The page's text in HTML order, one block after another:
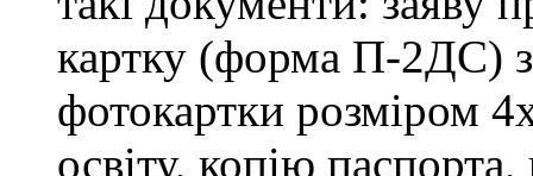
картку (форма П-2ДС) з
фотокартки розміром
освіту, копію